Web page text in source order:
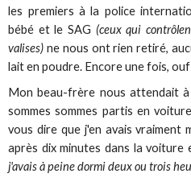
les premiers à la police
bébé et le SAG (ceux qui
valises) ne nous ont rien retiré,
lait en poudre. Encore une fois,
Mon beau-frère nous attendait
sommes sommes partis en
vous dire que j'en avais vraiment
après dix minutes dans la voiture
j'avais à peine dormi deux ou trois